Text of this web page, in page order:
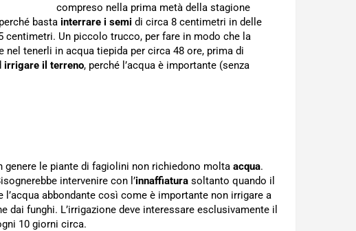
compreso nella prima metà della stagione
basta interrare i semi di circa 8 centimetri in delle
centimetri. Un piccolo trucco, per fare in modo che la
tenerli in acqua tiepida per circa 48 ore, prima di
irrigare il terreno, perché l’acqua è importante (senza
genere le piante di fagiolini non richiedono molta acqua.
intervenire con l’innaffiatura soltanto quando il
abbondante così come è importante non irrigare a
funghi. L’irrigazione deve interessare esclusivamente il
10 giorni circa.